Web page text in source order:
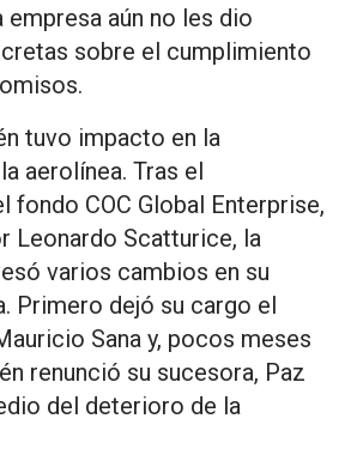
empresa aún no les dio
sobre el cumplimiento
tuvo impacto en la
aerolínea. Tras el
fondo COC Global Enterprise,
Leonardo Scatturice, la
varios cambios en su
Primero dejó su cargo el
Sana y, pocos meses
renunció su sucesora, Paz
del deterioro de la